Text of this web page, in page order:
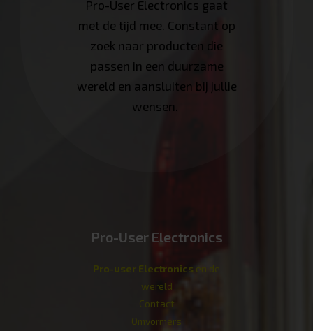
Pro-User Electronics gaat
met de tijd mee. Constant op
zoek naar producten die
passen in een duurzame
wereld en aansluiten bij jullie
wensen.
Pro-User Electronics
Pro-user Electronics en de
wereld
Contact
Omvormers